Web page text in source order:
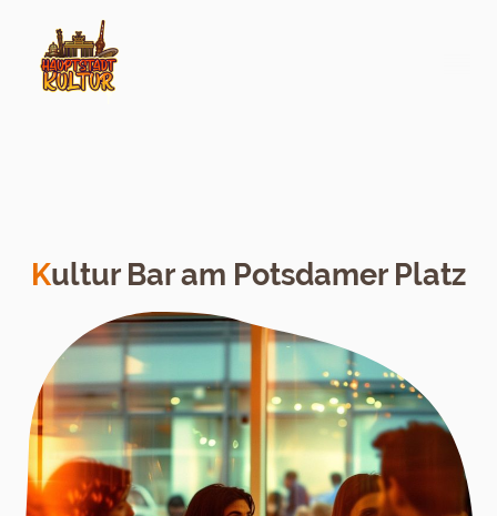
Kultur Bar am Potsdamer Platz